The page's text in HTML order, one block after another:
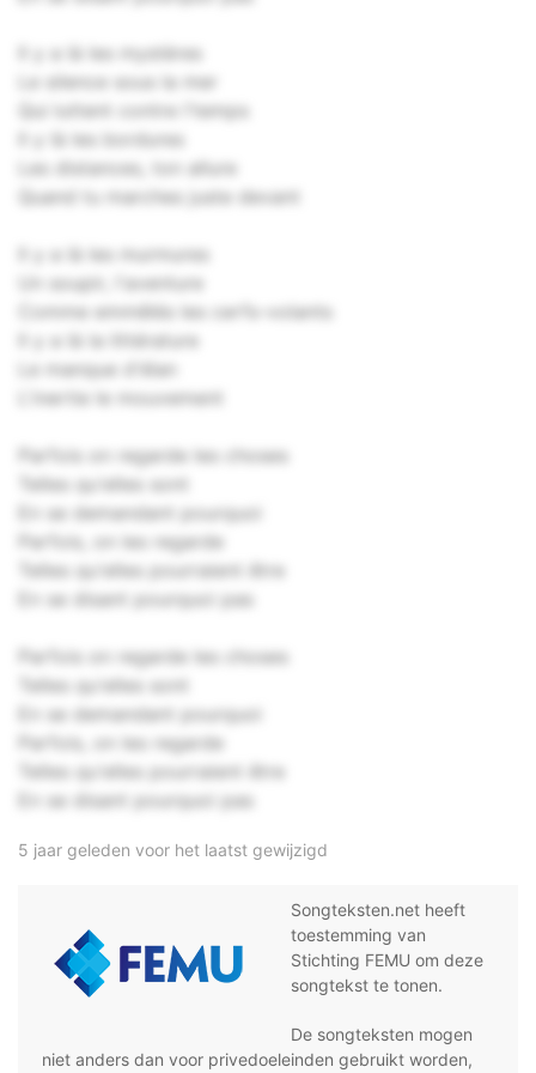
Il y a là les mystères
Le silence sous la mer
Qui luttent contre l'temps
Il y là les bordures
Les distances, ton allure
Quand tu marches juste devant
Il y a là les murmures
Un soupir, l'aventure
Comme emmêlés les cerfs-volants
Il y a là la littérature
Le manque d'élan
L'inertie le mouvement
Parfois on regarde les choses
Telles qu'elles sont
En se demandant pourquoi
Parfois, on les regarde
Telles qu'elles pourraient être
En se disant pourquoi pas
Parfois on regarde les choses
Telles qu'elles sont
En se demandant pourquoi
Parfois, on les regarde
Telles qu'elles pourraient être
En se disant pourquoi pas
5 jaar geleden voor het laatst gewijzigd
Songteksten.net heeft
toestemming van
Stichting FEMU om deze
songtekst te tonen.
De songteksten mogen
niet anders dan voor privedoeleinden gebruikt worden,